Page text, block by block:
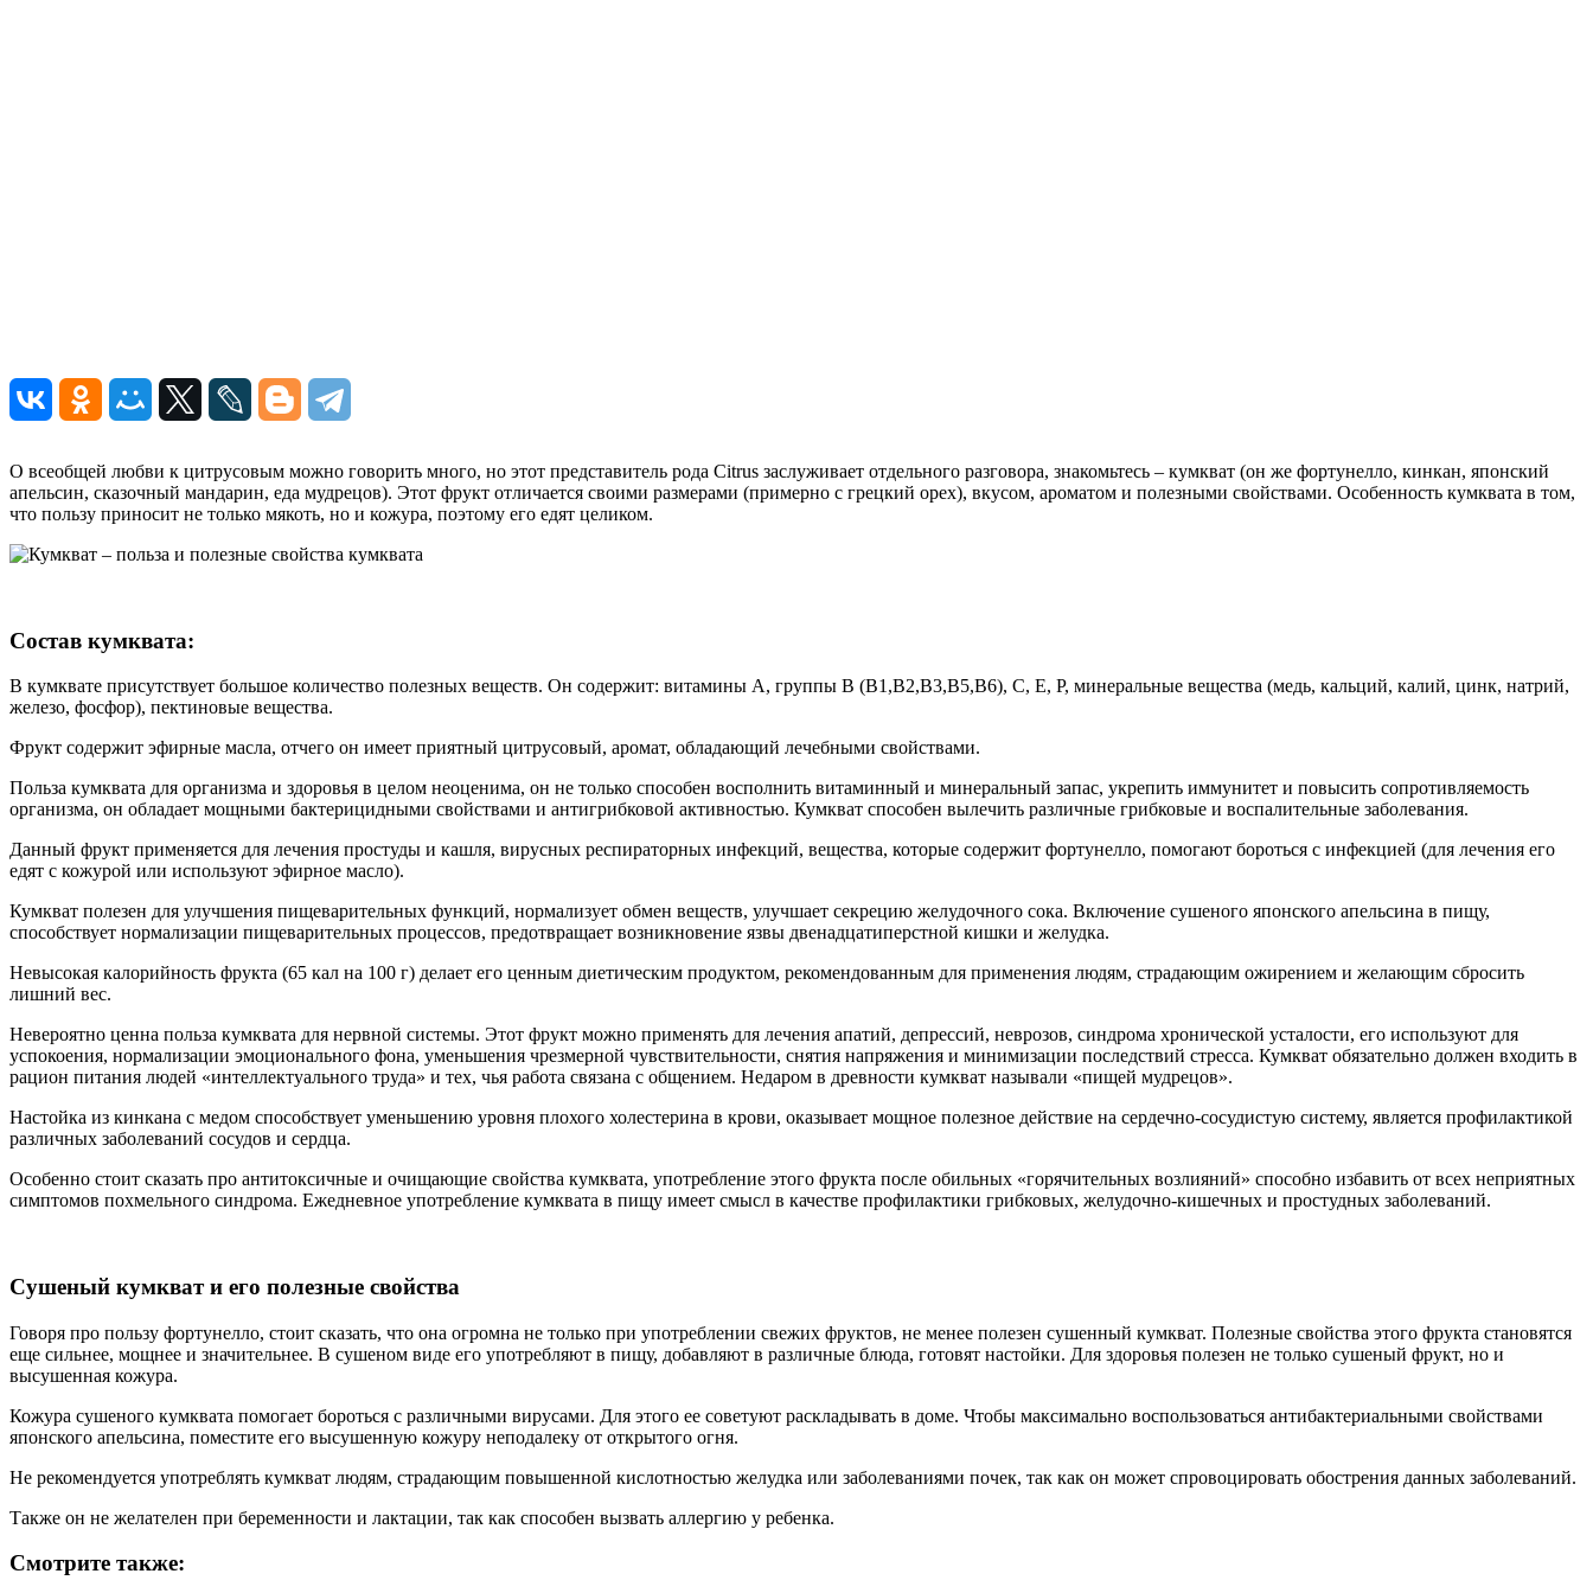
О всеобщей любви к цитрусовым можно говорить много, но этот представитель рода Citrus заслуживает отдельного разговора, знакомьтесь – кумкват (он же фортунелло, кинкан, японский
апельсин, сказочный мандарин, еда мудрецов). Этот фрукт отличается своими размерами (примерно с грецкий орех), вкусом, ароматом и полезными свойствами. Особенность кумквата в том,
что пользу приносит не только мякоть, но и кожура, поэтому его едят целиком.
Состав кумквата:
В кумквате присутствует большое количество полезных веществ. Он содержит: витамины A, группы В (B1,B2,B3,B5,B6), C, E, P, минеральные вещества (медь, кальций, калий, цинк, натрий,
железо, фосфор), пектиновые вещества.
Фрукт содержит эфирные масла, отчего он имеет приятный цитрусовый, аромат, обладающий лечебными свойствами.
Польза кумквата для организма и здоровья в целом неоценима, он не только способен восполнить витаминный и минеральный запас, укрепить иммунитет и повысить сопротивляемость
организма, он обладает мощными бактерицидными свойствами и антигрибковой активностью. Кумкват способен вылечить различные грибковые и воспалительные заболевания.
Данный фрукт применяется для лечения простуды и кашля, вирусных респираторных инфекций, вещества, которые содержит фортунелло, помогают бороться с инфекцией (для лечения его
едят с кожурой или используют эфирное масло).
Кумкват полезен для улучшения пищеварительных функций, нормализует обмен веществ, улучшает секрецию желудочного сока. Включение сушеного японского апельсина в пищу,
способствует нормализации пищеварительных процессов, предотвращает возникновение язвы двенадцатиперстной кишки и желудка.
Невысокая калорийность фрукта (65 кал на 100 г) делает его ценным диетическим продуктом, рекомендованным для применения людям, страдающим ожирением и желающим сбросить
лишний вес.
Невероятно ценна польза кумквата для нервной системы. Этот фрукт можно применять для лечения апатий, депрессий, неврозов, синдрома хронической усталости, его используют для
успокоения, нормализации эмоционального фона, уменьшения чрезмерной чувствительности, снятия напряжения и минимизации последствий стресса. Кумкват обязательно должен входить в
рацион питания людей «интеллектуального труда» и тех, чья работа связана с общением. Недаром в древности кумкват называли «пищей мудрецов».
Настойка из кинкана с медом способствует уменьшению уровня плохого холестерина в крови, оказывает мощное полезное действие на сердечно-сосудистую систему, является профилактикой
различных заболеваний сосудов и сердца.
Особенно стоит сказать про антитоксичные и очищающие свойства кумквата, употребление этого фрукта после обильных «горячительных возлияний» способно избавить от всех неприятных
симптомов похмельного синдрома. Ежедневное употребление кумквата в пищу имеет смысл в качестве профилактики грибковых, желудочно-кишечных и простудных заболеваний.
Сушеный кумкват и его полезные свойства
Говоря про пользу фортунелло, стоит сказать, что она огромна не только при употреблении свежих фруктов, не менее полезен сушенный кумкват. Полезные свойства этого фрукта становятся
еще сильнее, мощнее и значительнее. В сушеном виде его употребляют в пищу, добавляют в различные блюда, готовят настойки. Для здоровья полезен не только сушеный фрукт, но и
высушенная кожура.
Кожура сушеного кумквата помогает бороться с различными вирусами. Для этого ее советуют раскладывать в доме. Чтобы максимально воспользоваться антибактериальными свойствами
японского апельсина, поместите его высушенную кожуру неподалеку от открытого огня.
Не рекомендуется употреблять кумкват людям, страдающим повышенной кислотностью желудка или заболеваниями почек, так как он может спровоцировать обострения данных заболеваний.
Также он не желателен при беременности и лактации, так как способен вызвать аллергию у ребенка.
Смотрите также: